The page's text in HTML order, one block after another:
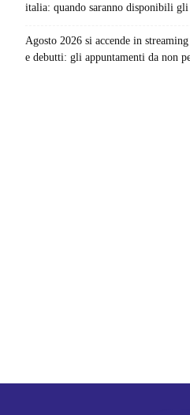
italia: quando saranno disponibili gli
Agosto 2026 si accende in
e debutti: gli appuntamenti da non